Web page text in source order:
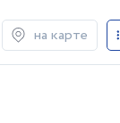
на карте